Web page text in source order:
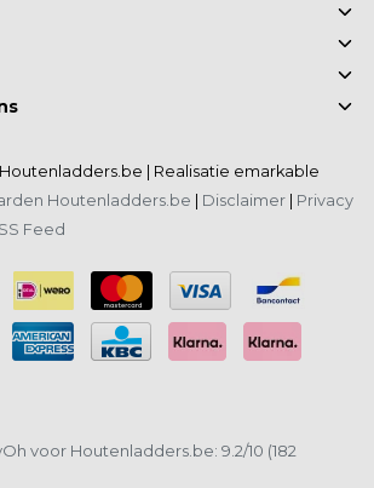
| Realisatie emarkable
Houtenladders.be
Disclaimer
Privacy
Feed
voor Houtenladders.be: 9.2/10 (182